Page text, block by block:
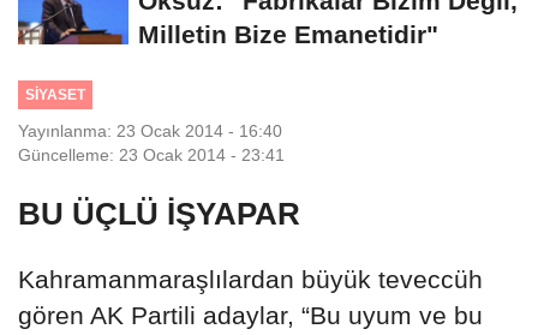
Milletin Bize Emanetidir"
SİYASET
Yayınlanma: 23 Ocak 2014 - 16:40
Güncelleme: 23 Ocak 2014 - 23:41
BU ÜÇLÜ İŞYAPAR
Kahramanmaraşlılardan büyük teveccüh
gören AK Partili adaylar, “Bu uyum ve bu